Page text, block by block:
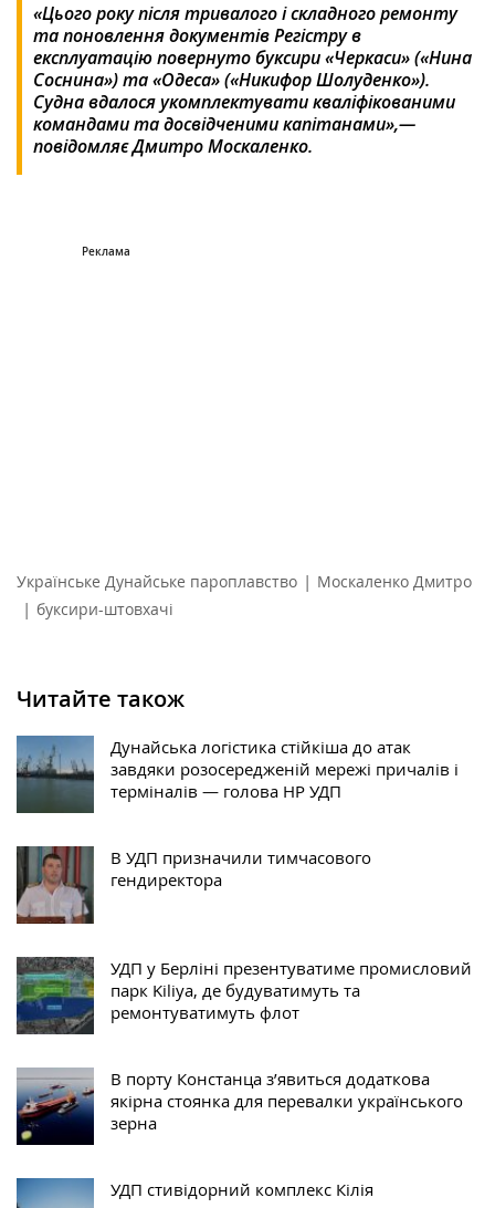
«Цього року після тривалого і складного ремонту
та поновлення документів Регістру в
експлуатацію повернуто буксири «Черкаси» («Нина
Соснина») та «Одеса» («Никифор Шолуденко»).
Судна вдалося укомплектувати кваліфікованими
командами та досвідченими капітанами»,—
повідомляє Дмитро Москаленко.
Українське Дунайське пароплавство | Москаленко Дмитро
| буксири-штовхачі
Читайте також
Дунайська логістика стійкіша до атак
завдяки розосередженій мережі причалів і
терміналів — голова НР УДП
В УДП призначили тимчасового
гендиректора
УДП у Берліні презентуватиме промисловий
парк Kiliya, де будуватимуть та
ремонтуватимуть флот
В порту Констанца з’явиться додаткова
якірна стоянка для перевалки українського
зерна
УДП стивідорний комплекс Кілія